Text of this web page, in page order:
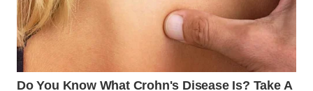
WN
TANGERANG
BINJAI